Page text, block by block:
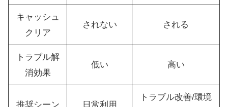
キャッシュ
クリア
されない される
トラブル解
消効果
低い 高い
推奨シーン 日常利用
トラブル改善/環境